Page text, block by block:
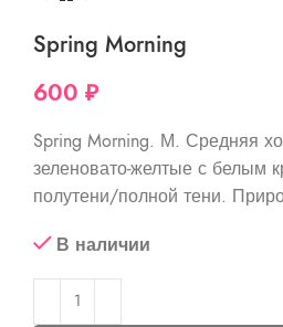
Spring Morning
600 ₽
Spring Morning. М. Средняя
зеленовато-желтые с белым
полутени/полной тени.
В наличии